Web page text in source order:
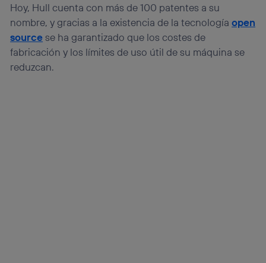
Hoy, Hull cuenta con más de 100 patentes a su
nombre, y gracias a la existencia de la tecnologíaopen
sourcese ha garantizado que los costes de
fabricación y los límites de uso útil de su máquina se
reduzcan.